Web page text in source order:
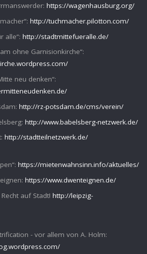
https://wagenhausburg.org/
http://tuchmacher.pilotton.com/
alle“: http://stadtmittefueralle.de/
ohne Garnisionkirche“:
neu denken“:
http://rz-potsdam.de/cms/verein/
http://www.babelsberg-netzwerk.de/
http://stadtteilnetzwerk.de/
https://mietenwahnsinn.info/aktuelles/
https://www.dwenteignen.de/
auf Stadt! http://leipzig-
- vor allem von A. Holm: